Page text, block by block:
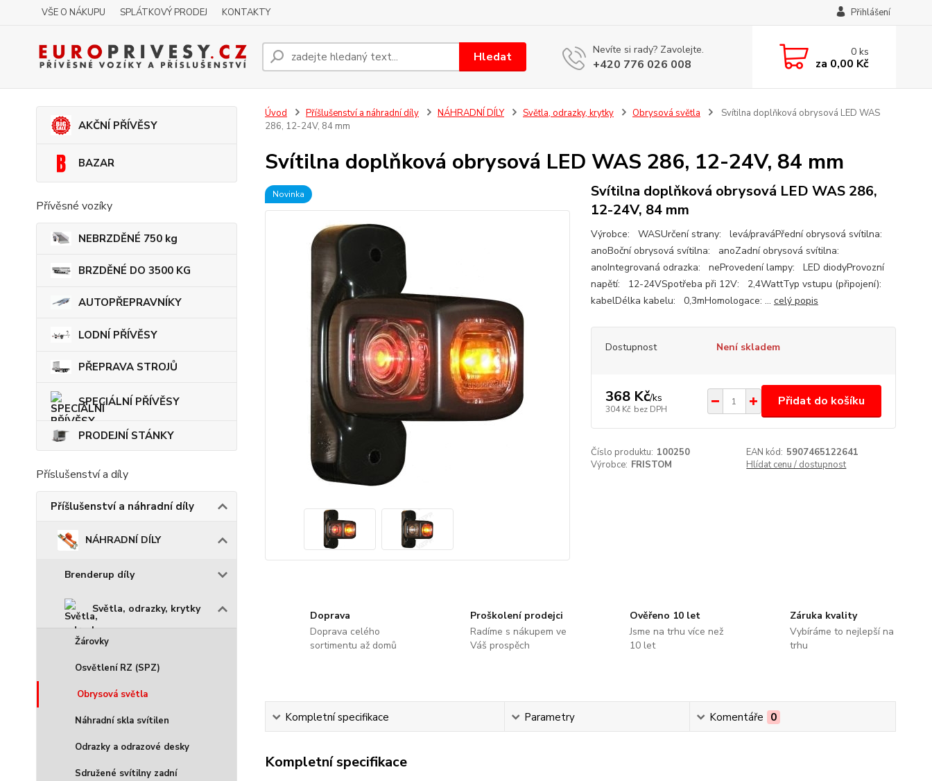
VŠE O NÁKUPU SPLÁTKOVÝ PRODEJ KONTAKTY Přihlášení
Hledat Nevíte si rady? Zavolejte.
+420 776 026 008
0ks
za 0,00 Kč
AKČNÍ PŘÍVĚSY
BAZAR
Přívěsné vozíky
NEBRZDĚNÉ 750 kg
BRZDĚNÉ DO 3500 KG
AUTOPŘEPRAVNÍKY
LODNÍ PŘÍVĚSY
PŘEPRAVA STROJŮ
SPECIÁLNÍ PŘÍVĚSY
PRODEJNÍ STÁNKY
Příslušenství a díly
Příšlušenství a náhradní díly
NÁHRADNÍ DÍLY
Brenderup díly
Světla, odrazky, krytky
Žárovky
Osvětlení RZ (SPZ)
Obrysová světla
Náhradní skla svítilen
Odrazky a odrazové desky
Sdružené svítilny zadní
Úvod Příšlušenství a náhradní díly NÁHRADNÍ DÍLY Světla, odrazky, krytky Obrysová světla
Svítilna doplňková obrysová LED WAS
286, 12-24V, 84 mm
Svítilna doplňková obrysová LED WAS 286, 12-24V, 84 mm
Novinka
Svítilna doplňková obrysová LED WAS 286,
12-24V, 84 mm
Výrobce: WASUrčení strany: levá/praváPřední obrysová svítilna:
anoBoční obrysová svítilna: anoZadní obrysová svítilna:
anoIntegrovaná odrazka: neProvedení lampy: LED diodyProvozní
napětí: 12-24VSpotřeba při 12V: 2,4WattTyp vstupu (připojení):
kabelDélka kabelu: 0,3mHomologace: ... celý popis
Dostupnost Není skladem
368 Kč/ks
304 Kč bez DPH
Přidat do košíku
Číslo produktu: 100250 EAN kód: 5907465122641
Výrobce: FRISTOM Hlídat cenu / dostupnost
Doprava
Doprava celého
sortimentu až domů
Proškolení prodejci
Radíme s nákupem ve
Váš prospěch
Ověřeno 10 let
Jsme na trhu více než
10 let
Záruka kvality
Vybíráme to nejlepší na
trhu
Kompletní specifikace Parametry Komentáře 0
Kompletní specifikace